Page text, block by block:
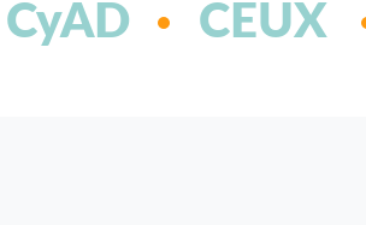
CyAD CEUX